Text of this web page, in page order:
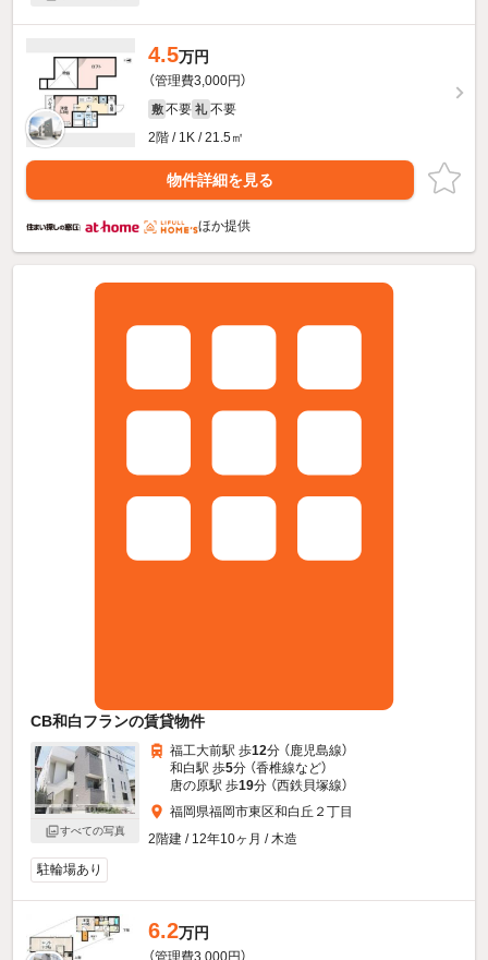
4.5万円
（管理費3,000円）
敷 不要 礼 不要
2階 / 1K / 21.5㎡
物件詳細を見る
ほか提供
CB和白フランの賃貸物件
すべての写真
福工大前駅 歩12分 （鹿児島線）
和白駅 歩5分 （香椎線など）
唐の原駅 歩19分 （西鉄貝塚線）
福岡県福岡市東区和白丘２丁目
2階建 / 12年10ヶ月 / 木造
駐輪場あり
6.2万円
（管理費3,000円）